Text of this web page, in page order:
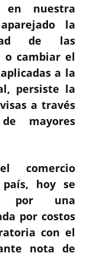
en nuestra
la
de las
o cambiar el
a la
persiste la
a través
mayores
comercio
hoy se
por una
por costos
con el
nota de